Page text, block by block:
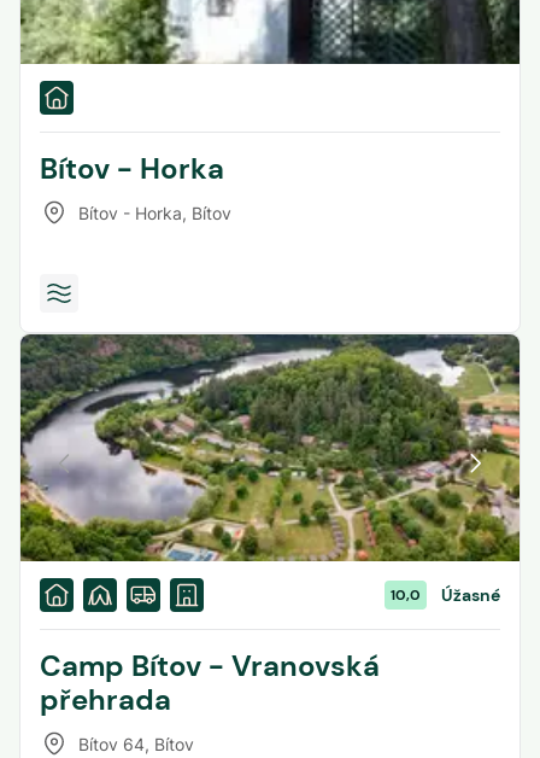
Bítov - Horka
Bítov - Horka, Bítov
10,0 Úžasné
Camp Bítov - Vranovská
přehrada
Bítov 64, Bítov